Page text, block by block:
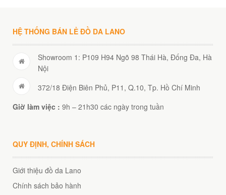
HỆ THỐNG BÁN LẺ ĐỒ DA LANO
Showroom 1: P109 H94 Ngõ 98 Thái Hà, Đống Đa, Hà
Nội
372/18 Điện Biên Phủ, P11, Q.10, Tp. Hồ Chí Minh
Giờ làm việc : 9h – 21h30 các ngày trong tuần
QUY ĐỊNH, CHÍNH SÁCH
Giới thiệu đồ da Lano
Chính sách bảo hành